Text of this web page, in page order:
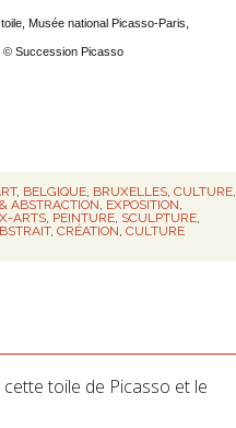
Musée national Picasso-Paris,
© Succession Picasso
, BELGIQUE, BRUXELLES,CULTURE,
ABSTRACTION, EXPOSITION,
ARTS, PEINTURE, SCULPTURE,
, CRÉATION, CULTURE
toile de Picasso et le